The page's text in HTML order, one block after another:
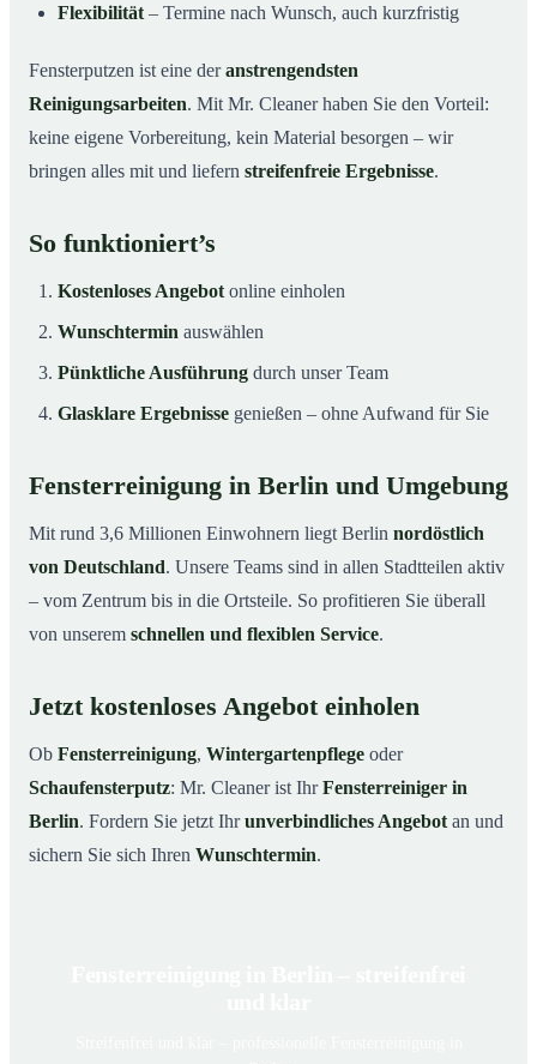
Flexibilität – Termine nach Wunsch, auch kurzfristig
Fensterputzen ist eine deranstrengendsten
Reinigungsarbeiten. Mit Mr. Cleaner haben Sie den Vorteil:
keine eigene Vorbereitung, kein Material besorgen – wir
bringen alles mit und liefern streifenfreie Ergebnisse.
So funktioniert’s
Kostenloses Angebot online einholen
Wunschtermin auswählen
Pünktliche Ausführung durch unser Team
Glasklare Ergebnisse genießen – ohne Aufwand für Sie
Fensterreinigung in Berlin und Umgebung
Mit rund 3,6 Millionen Einwohnern liegt Berlin nordöstlich
von Deutschland. Unsere Teams sind in allen Stadtteilen aktiv
– vom Zentrum bis in die Ortsteile. So profitieren Sie überall
von unserem schnellen und flexiblen Service.
Jetzt kostenloses Angebot einholen
Ob Fensterreinigung, Wintergartenpflege oder
Schaufensterputz: Mr. Cleaner ist IhrFensterreiniger in
Berlin. Fordern Sie jetzt Ihrunverbindliches Angebot an und
sichern Sie sich Ihren Wunschtermin.